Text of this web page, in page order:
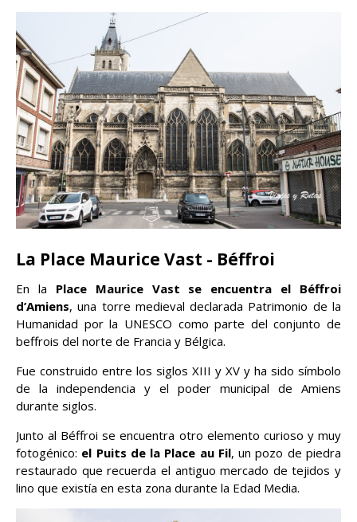
La Place Maurice Vast - Béffroi
En la Place Maurice Vast se encuentra el Béffroi
d’Amiens, una torre medieval declarada Patrimonio de la
Humanidad por la UNESCO como parte del conjunto de
beffrois del norte de Francia y Bélgica.
Fue construido entre los siglos XIII y XV y ha sido símbolo
de la independencia y el poder municipal de Amiens
durante siglos.
Junto al Béffroi se encuentra otro elemento curioso y muy
fotogénico: el Puits de la Place au Fil, un pozo de piedra
restaurado que recuerda el antiguo mercado de tejidos y
lino que existía en esta zona durante la Edad Media.